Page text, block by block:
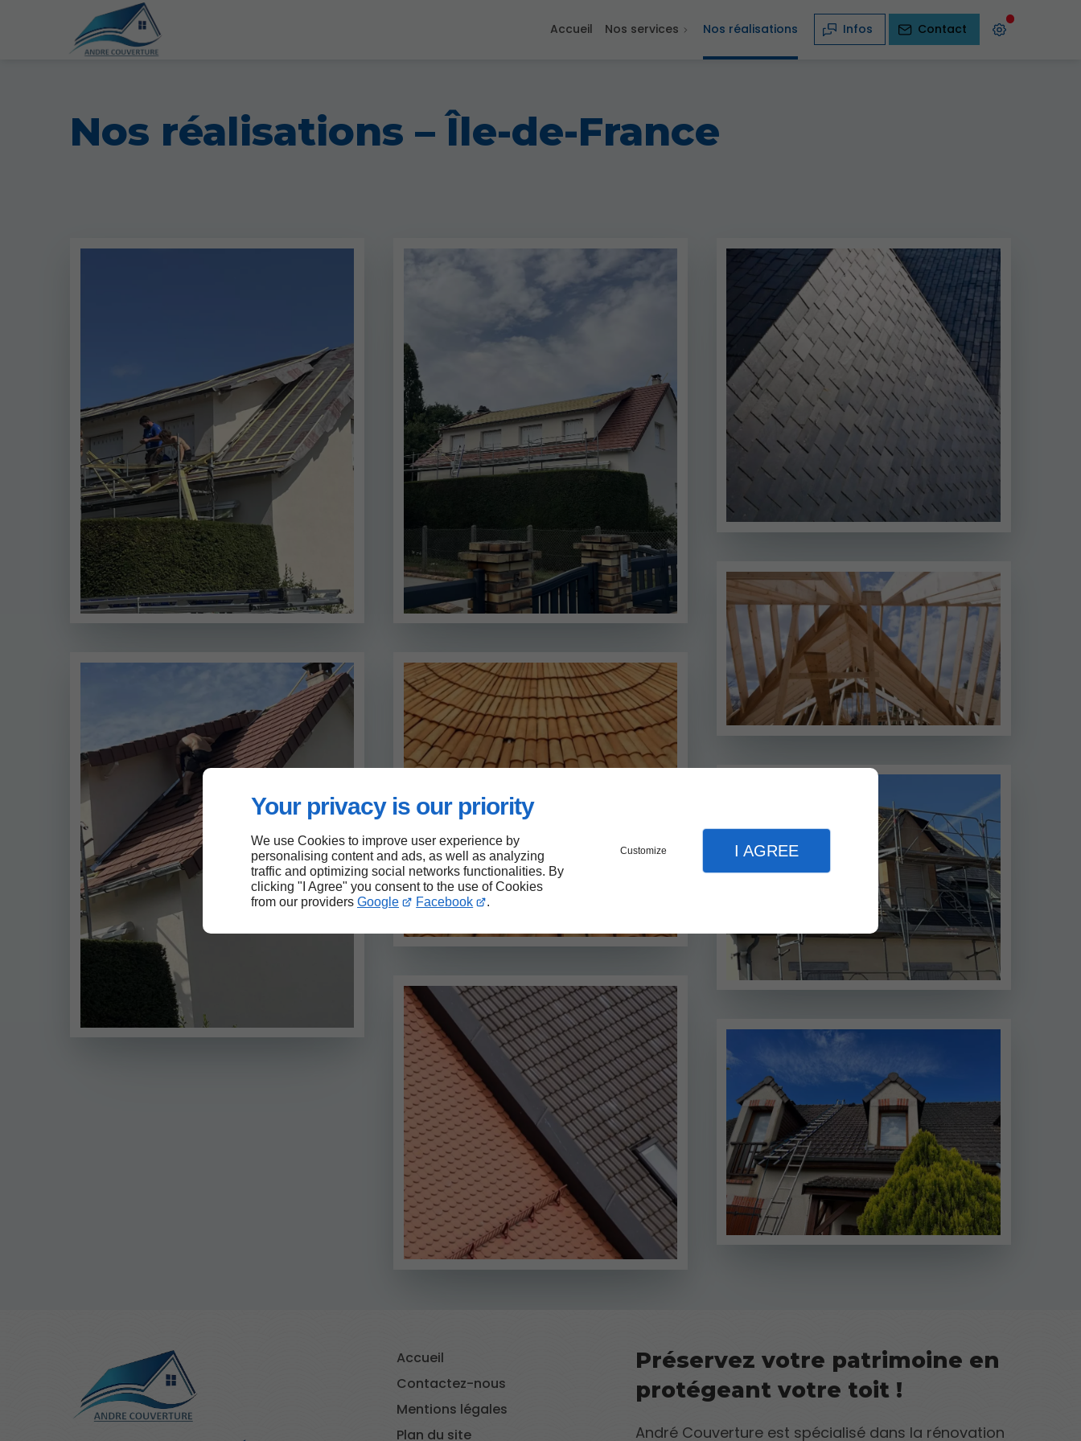
Your privacy is our priority
We use Cookies to improve user experience by
personalising content and ads, as well as analyzing
traffic and optimizing social networks functionalities. By
clicking "I Agree" you consent to the use of Cookies
from our providers Google Facebook .
Customize I AGREE
Accueil Nos services Nos réalisations Infos Contact
Nos réalisations – Île-de-France
Accueil
Contactez-nous
Mentions légales
Plan du site
Préservez votre patrimoine en
protégeant votre toit !
André Couverture est spécialisé dans la rénovation